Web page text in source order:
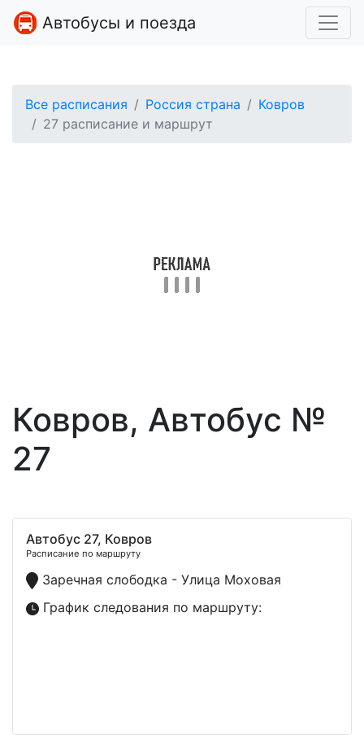
Автобусы и поезда
Все расписания Россия страна
Ковров
27 расписание и маршрут
Ковров, Автобус №
27
Автобус 27, Ковров
Расписание по маршруту
Заречная слободка - Улица Моховая
График следования по маршруту: